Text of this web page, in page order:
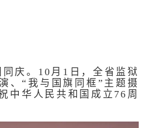
庆。10月1日，全省监狱
、“我与国旗同框”主题摄
中华人民共和国成立76周